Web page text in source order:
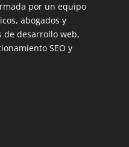
por un equipo
abogados y
de desarrollo web,
SEO y